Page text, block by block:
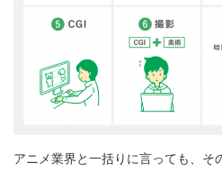
アニメ業界と一括りに言っても、そ